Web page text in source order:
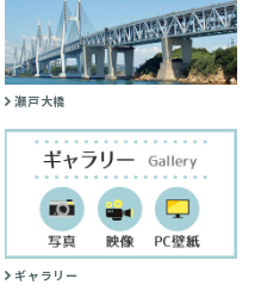
瀬戸大橋
ギャラリー